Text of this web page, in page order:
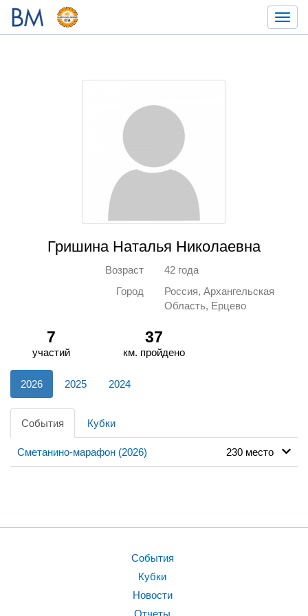
Гришина Наталья Николаевна
Возраст
42 года
Город
Россия, Архангельская
Область, Ерцево
7
участий
37
км. пройдено
2026 2025 2024
События Кубки
Сметанино-марафон (2026) 230 место
События
Кубки
Новости
Отчеты